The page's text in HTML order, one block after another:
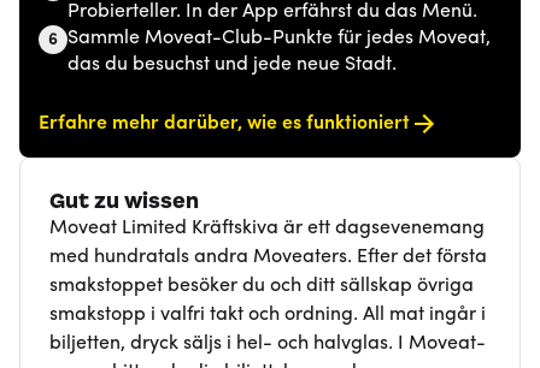
Probierteller. In der App erfährst du das Menü.
6 Sammle Moveat-Club-Punkte für jedes Moveat,
das du besuchst und jede neue Stadt.
Erfahre mehr darüber, wie es funktioniert
Gut zu wissen
Moveat Limited Kräftskiva är ett dagsevenemang
med hundratals andra Moveaters. Efter det första
smakstoppet besöker du och ditt sällskap övriga
smakstopp i valfri takt och ordning. All mat ingår i
biljetten, dryck säljs i hel- och halvglas. I Moveat-